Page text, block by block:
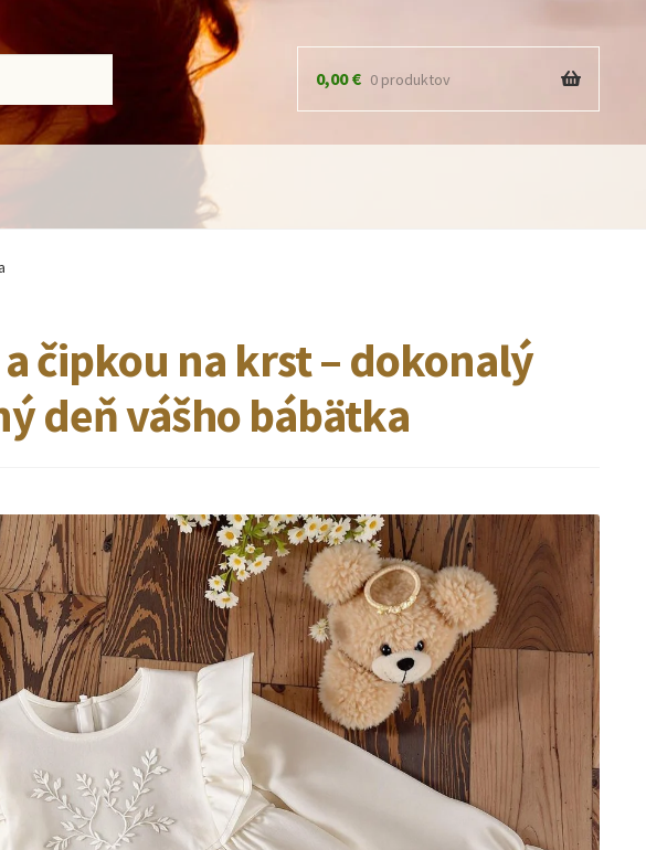
0,00€ 0 produktov
čipkou na krst – dokonalý
deň vášho bábätka